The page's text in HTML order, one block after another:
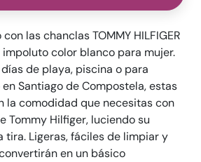
las chanclas TOMMY HILFIGER
impoluto color blanco para mujer.
de playa, piscina o para
Santiago de Compostela, estas
la comodidad que necesitas con
Tommy Hilfiger, luciendo su
tira. Ligeras, fáciles de limpiar y
en un básico